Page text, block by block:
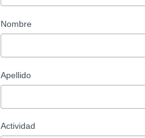
Nombre
Apellido
Actividad